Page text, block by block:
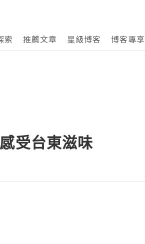
索 推薦文章 星級博客 博客專享
受台東滋味